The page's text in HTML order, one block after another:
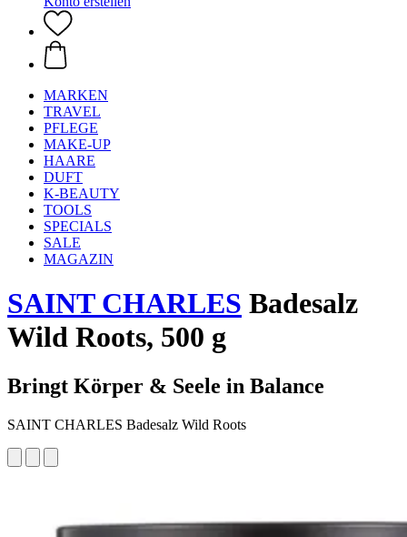
MARKEN
TRAVEL
PFLEGE
MAKE-UP
HAARE
DUFT
K-BEAUTY
TOOLS
SPECIALS
SALE
MAGAZIN
SAINT CHARLES Badesalz
Wild Roots, 500 g
Bringt Körper & Seele in Balance
SAINT CHARLES Badesalz Wild Roots